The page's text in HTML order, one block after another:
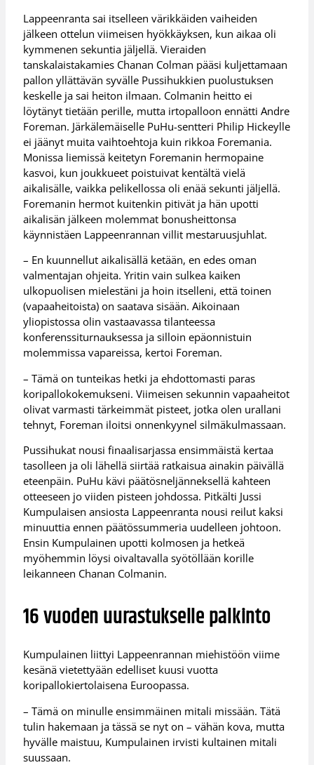
Lappeenranta sai itselleen värikkäiden vaiheiden
jälkeen ottelun viimeisen hyökkäyksen, kun aikaa oli
kymmenen sekuntia jäljellä. Vieraiden
tanskalaistakamies Chanan Colman pääsi kuljettamaan
pallon yllättävän syvälle Pussihukkien puolustuksen
keskelle ja sai heiton ilmaan. Colmanin heitto ei
löytänyt tietään perille, mutta irtopalloon ennätti Andre
Foreman. Järkälemäiselle PuHu-sentteri Philip Hickeylle
ei jäänyt muita vaihtoehtoja kuin rikkoa Foremania.
Monissa liemissä keitetyn Foremanin hermopaine
kasvoi, kun joukkueet poistuivat kentältä vielä
aikalisälle, vaikka pelikellossa oli enää sekunti jäljellä.
Foremanin hermot kuitenkin pitivät ja hän upotti
aikalisän jälkeen molemmat bonusheittonsa
käynnistäen Lappeenrannan villit mestaruusjuhlat.
– En kuunnellut aikalisällä ketään, en edes oman
valmentajan ohjeita. Yritin vain sulkea kaiken
ulkopuolisen mielestäni ja hoin itselleni, että toinen
(vapaaheitoista) on saatava sisään. Aikoinaan
yliopistossa olin vastaavassa tilanteessa
konferenssiturnauksessa ja silloin epäonnistuin
molemmissa vapareissa, kertoi Foreman.
– Tämä on tunteikas hetki ja ehdottomasti paras
koripallokokemukseni. Viimeisen sekunnin vapaaheitot
olivat varmasti tärkeimmät pisteet, jotka olen urallani
tehnyt, Foreman iloitsi onnenkyynel silmäkulmassaan.
Pussihukat nousi finaalisarjassa ensimmäistä kertaa
tasolleen ja oli lähellä siirtää ratkaisua ainakin päivällä
eteenpäin. PuHu kävi päätösneljänneksellä kahteen
otteeseen jo viiden pisteen johdossa. Pitkälti Jussi
Kumpulaisen ansiosta Lappeenranta nousi reilut kaksi
minuuttia ennen päätössummeria uudelleen johtoon.
Ensin Kumpulainen upotti kolmosen ja hetkeä
myöhemmin löysi oivaltavalla syötöllään korille
leikanneen Chanan Colmanin.
16 vuoden uurastukselle palkinto
Kumpulainen liittyi Lappeenrannan miehistöön viime
kesänä vietettyään edelliset kuusi vuotta
koripallokiertolaisena Euroopassa.
– Tämä on minulle ensimmäinen mitali missään. Tätä
tulin hakemaan ja tässä se nyt on – vähän kova, mutta
hyvälle maistuu, Kumpulainen irvisti kultainen mitali
suussaan.